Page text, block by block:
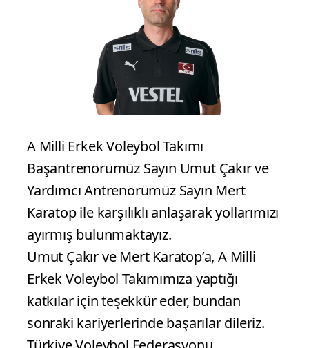
A Milli Erkek Voleybol Takımı
Başantrenörümüz Sayın Umut Çakır ve
Yardımcı Antrenörümüz Sayın Mert
Karatop ile karşılıklı anlaşarak yollarımızı
ayırmış bulunmaktayız.
Umut Çakır ve Mert Karatop’a, A Milli
Erkek Voleybol Takımımıza yaptığı
katkılar için teşekkür eder, bundan
sonraki kariyerlerinde başarılar dileriz.